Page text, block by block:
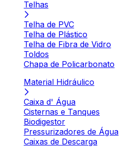
Telhas
Telha de PVC
Telha de Plástico
Telha de Fibra de Vidro
Toldos
Chapa de Policarbonato
Material Hidráulico
Caixa d' Água
Cisternas e Tanques
Biodigestor
Pressurizadores de Água
Caixas de Descarga